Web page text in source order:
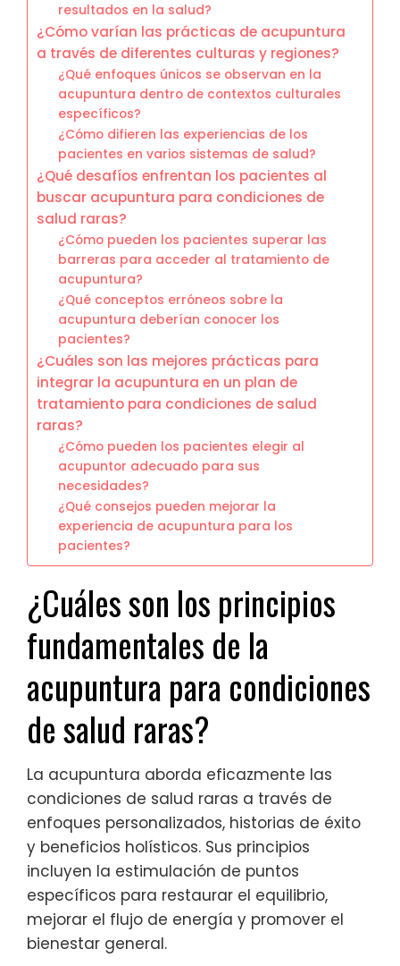
resultados en la salud?
¿Cómo varían las prácticas de acupuntura
a través de diferentes culturas y regiones?
¿Qué enfoques únicos se observan en la
acupuntura dentro de contextos culturales
específicos?
¿Cómo difieren las experiencias de los
pacientes en varios sistemas de salud?
¿Qué desafíos enfrentan los pacientes al
buscar acupuntura para condiciones de
salud raras?
¿Cómo pueden los pacientes superar las
barreras para acceder al tratamiento de
acupuntura?
¿Qué conceptos erróneos sobre la
acupuntura deberían conocer los
pacientes?
¿Cuáles son las mejores prácticas para
integrar la acupuntura en un plan de
tratamiento para condiciones de salud
raras?
¿Cómo pueden los pacientes elegir al
acupuntor adecuado para sus
necesidades?
¿Qué consejos pueden mejorar la
experiencia de acupuntura para los
pacientes?
¿Cuáles son los principios
fundamentales de la
acupuntura para condiciones
de salud raras?
La acupuntura aborda eficazmente las
condiciones de salud raras a través de
enfoques personalizados, historias de éxito
y beneficios holísticos. Sus principios
incluyen la estimulación de puntos
específicos para restaurar el equilibrio,
mejorar el flujo de energía y promover el
bienestar general.